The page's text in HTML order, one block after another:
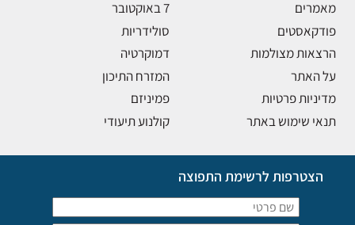
מאמרים
פודקאסטים
הרצאות מצולמות
על האתר
מדיניות פרטיות
תנאי שימוש באתר
7 באוקטובר
סולידריות
דמוקרטיה
המזרח התיכון
פמיניזם
קולנוע תיעודי
הצטרפות לרשימת התפוצה